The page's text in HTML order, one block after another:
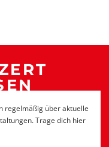
regelmäßig über aktuelle
Trage dich hier